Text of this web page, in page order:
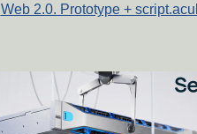
Web 2.0. Prototype +